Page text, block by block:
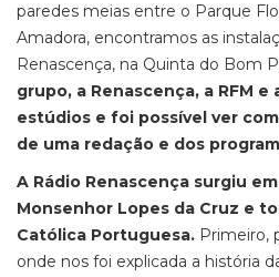
paredes meias entre o Parque
Amadora, encontramos as
Renascença, na Quinta do Bom
grupo, a Renascença, a RFM
estúdios e foi possível ver
de uma redação e dos
A Rádio Renascença surgiu
Monsenhor Lopes da Cruz e
Católica Portuguesa. Primeiro,
onde nos foi explicada a história